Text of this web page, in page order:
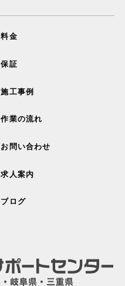
料金
保証
施工事例
作業の流れ
お問い合わせ
求人案内
ブログ